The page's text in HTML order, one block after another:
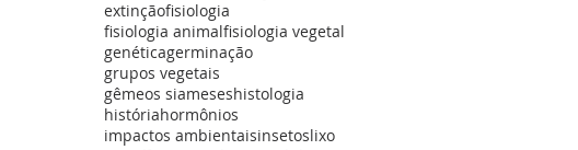
extinçãofisiologia
fisiologia animalfisiologia vegetal
genéticagerminação
grupos vegetais
gêmeos siameseshistologia
históriahormônios
impactos ambientaisinsetoslixo